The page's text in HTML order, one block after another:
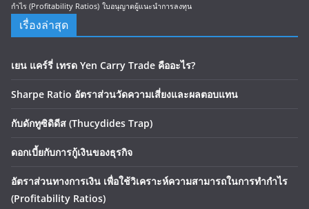
กำไร (Profitability Ratios) ใบอนุญาตผู้แนะนำการลงทุน
เรื่องล่าสุด
เยน แคร์รี่ เทรด Yen Carry Trade คืออะไร?
Sharpe Ratio อัตราส่วนวัดความเสี่ยงและผลตอบแทน
กับดักทูซิดิดีส (Thucydides Trap)
ดอกเบี้ยกับการกู้เงินของธุรกิจ
อัตราส่วนทางการเงิน เพื่อใช้วิเคราะห์ความสามารถในการทำกำไร
(Profitability Ratios)